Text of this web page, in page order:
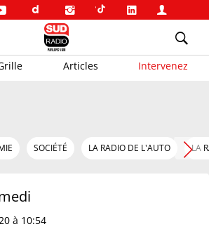
Articles Intervenez
SOCIÉTÉ LA RADIO DE L'AUTO LA
à 10:54